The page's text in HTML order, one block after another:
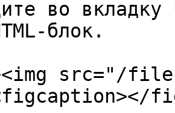
во
блок.
src="/files/